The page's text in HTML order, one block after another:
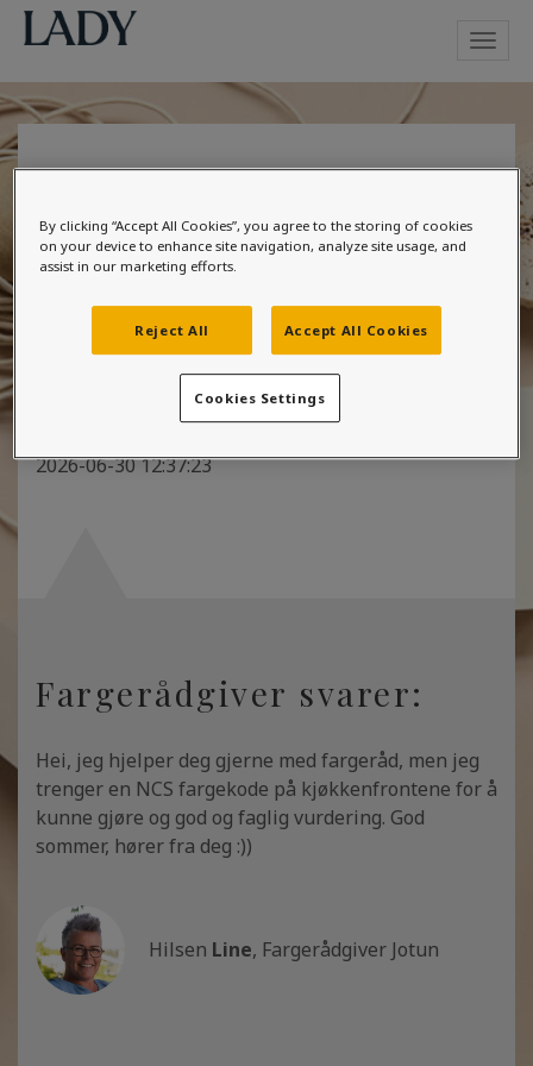
Finne farge
Hei, vet du om en farge som kan matche fargen på
2026-06-30 12:37:23
Fargerådgiver svarer:
Hei, jeg hjelper deg gjerne med fargeråd, men jeg
trenger en NCS fargekode på kjøkkenfrontene for å
kunne gjøre og god og faglig vurdering. God
sommer, hører fra deg :))
Hilsen Line, Fargerådgiver Jotun
By clicking “Accept All Cookies”, you agree to the storing of cookies
on your device to enhance site navigation, analyze site usage, and
assist in our marketing efforts.
Reject All Accept All Cookies
Cookies Settings